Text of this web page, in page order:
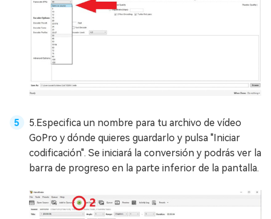
5.Especifica un nombre para tu archivo de vídeo
GoPro y dónde quieres guardarlo y pulsa "Iniciar
codificación". Se iniciará la conversión y podrás ver la
barra de progreso en la parte inferior de la pantalla.